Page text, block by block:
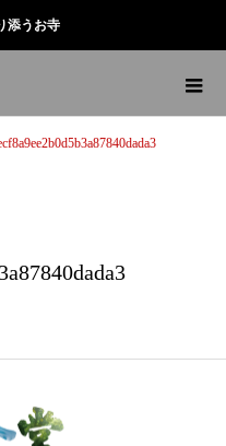
添うお寺